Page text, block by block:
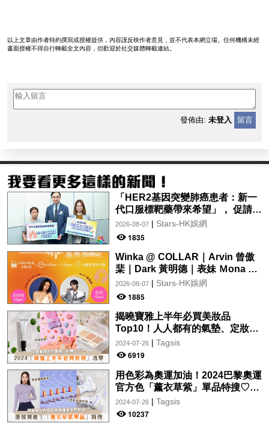
以上文章由作者特約撰寫或授權提供，內容謹反映作者意見，並不代表本網立場。任何機構未經
書面授權不得自行轉載全文內容，但歡迎於社交媒體轉載連結。
發佈由: 未登入 留言
「HER2基因突變肺癌患者：新一
代口服標靶藥帶來希望」， 促請政
府加快納入藥物名冊，助患者及早
受惠
2026-08-07| Stars-HK娛網
1835
Winka @ COLLAR｜Arvin 曾傲
棐｜Dark 黃明德｜表妹 Ｍona 8
月29日起登陸L5維港空中花園 |
wwwtc mall 首度呈獻「Music
2026-08-07| Stars-HK娛網
1885
揭曉寶雅上半年必買美妝品
Top10！人人都有的氣墊、定妝噴
霧、保養品～幫你找到最值得入手
的好物♡
2024-07-26| Tagsis
6919
用色彩為奧運加油！2024巴黎奧運
官方色「薰衣草紫」單品特搜♡讓
你從頭到腳、隨時充滿奧運氛圍～
2024-07-26| Tagsis
10237